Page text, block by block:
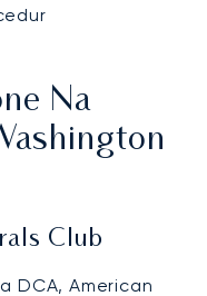
Na
Club
DCA, American